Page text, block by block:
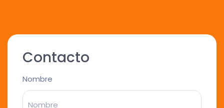
Contacto
Nombre